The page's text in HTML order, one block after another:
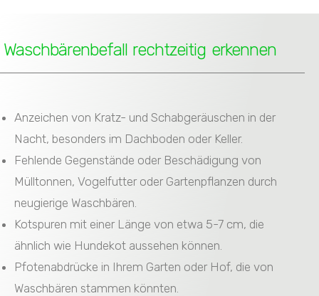
Waschbärenbefall rechtzeitig erkennen
Anzeichen von Kratz- und Schabgeräuschen in der
Nacht, besonders im Dachboden oder Keller.
Fehlende Gegenstände oder Beschädigung von
Mülltonnen, Vogelfutter oder Gartenpflanzen durch
neugierige Waschbären.
Kotspuren mit einer Länge von etwa 5-7 cm, die
ähnlich wie Hundekot aussehen können.
Pfotenabdrücke in Ihrem Garten oder Hof, die von
Waschbären stammen könnten.